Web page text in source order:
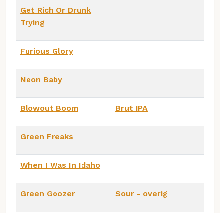
Get Rich Or Drunk
Trying
Furious Glory
Neon Baby
Blowout Boom Brut IPA
Green Freaks
When I Was In Idaho
Green Goozer Sour - overig